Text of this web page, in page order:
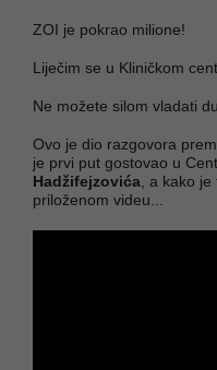
ZOI je pokrao milione!
Liječim se u Kliničkom
Ne možete silom vladati
Ovo je dio razgovora
je prvi put gostovao u
Hadžifejzovića , a kako
priloženom videu...